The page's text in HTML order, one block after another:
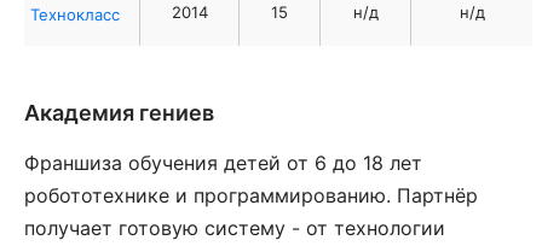
Технокласс 2014 15 н/д н/д
Академия гениев
Франшиза обучения детей от 6 до 18 лет
робототехнике и программированию. Партнёр
получает готовую систему - от технологии